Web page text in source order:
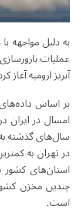
به دلیل مواجهه
عملیات
آبریز ارومیه
بر اساس
امسال در ایران
سال‌های گذشته
در تهران به
استان‌های
چندین مخزن
است.